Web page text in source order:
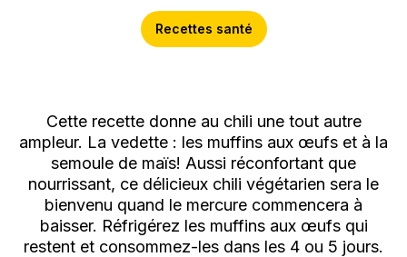
Recettes santé
Cette recette donne au chili une tout autre
ampleur. La vedette : les muffins aux œufs et à la
semoule de maïs! Aussi réconfortant que
nourrissant, ce délicieux chili végétarien sera le
bienvenu quand le mercure commencera à
baisser. Réfrigérez les muffins aux œufs qui
restent et consommez-les dans les 4 ou 5 jours.